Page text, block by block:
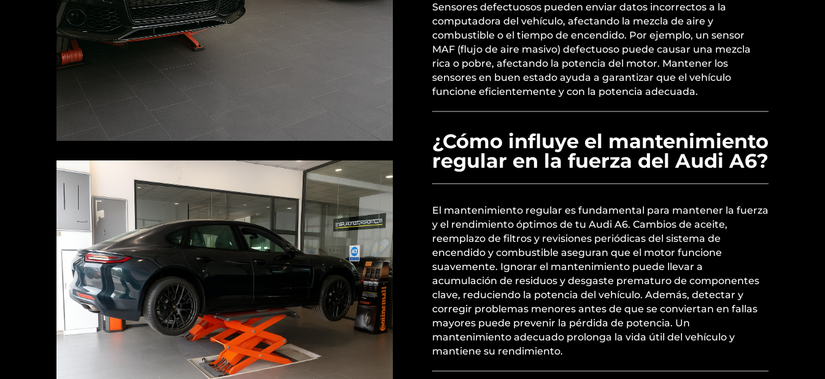
Sensores defectuosos pueden enviar datos incorrectos a la
computadora del vehículo, afectando la mezcla de aire y
combustible o el tiempo de encendido. Por ejemplo, un sensor
MAF (flujo de aire masivo) defectuoso puede causar una mezcla
rica o pobre, afectando la potencia del motor. Mantener los
sensores en buen estado ayuda a garantizar que el vehículo
funcione eficientemente y con la potencia adecuada.
¿Cómo influye el mantenimiento
regular en la fuerza del Audi A6?
El mantenimiento regular es fundamental para mantener la fuerza
y el rendimiento óptimos de tu Audi A6. Cambios de aceite,
reemplazo de filtros y revisiones periódicas del sistema de
encendido y combustible aseguran que el motor funcione
suavemente. Ignorar el mantenimiento puede llevar a
acumulación de residuos y desgaste prematuro de componentes
clave, reduciendo la potencia del vehículo. Además, detectar y
corregir problemas menores antes de que se conviertan en fallas
mayores puede prevenir la pérdida de potencia. Un
mantenimiento adecuado prolonga la vida útil del vehículo y
mantiene su rendimiento.